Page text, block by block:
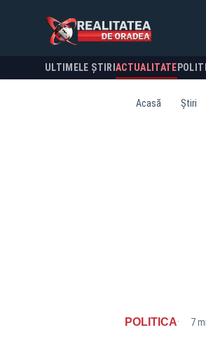
ULTIMELE ȘTIRI ACTUALITATE
Acasă Știri
POLITICA· 7